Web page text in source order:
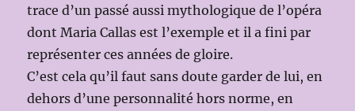
trace d’un passé aussi mythologique de l’opéra
dont Maria Callas est l’exemple et il a fini par
représenter ces années de gloire.
C’est cela qu’il faut sans doute garder de lui, en
dehors d’une personnalité hors norme, en